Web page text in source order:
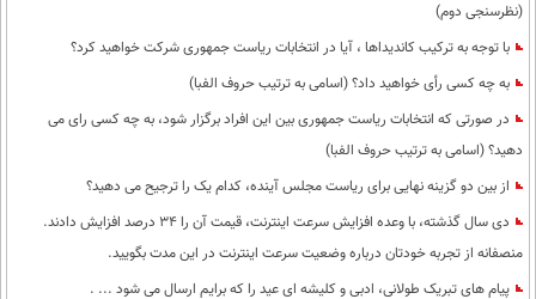
(نظرسنجی دوم)
با توجه به ترکیب کاندیداها ، آیا در انتخابات ریاست جمهوری شرکت خواهید کرد؟
به چه کسی رأی خواهید داد؟ (اسامی به ترتیب حروف الفبا)
در صورتی که انتخابات ریاست جمهوری بین این افراد برگزار شود، به چه کسی رای می
دهید؟ (اسامی به ترتیب حروف الفبا)
از بین دو گزینه نهایی برای ریاست مجلس آینده، کدام یک را ترجیح می دهید؟
دی سال گذشته، با وعده افزایش سرعت اینترنت، قیمت آن را 34 درصد افزایش دادند.
منصفانه از تجربه خودتان درباره وضعیت سرعت اینترنت در این مدت بگویید.
پیام های تبریک طولانی، ادبی و کلیشه ای عید را که برایم ارسال می شود ... .